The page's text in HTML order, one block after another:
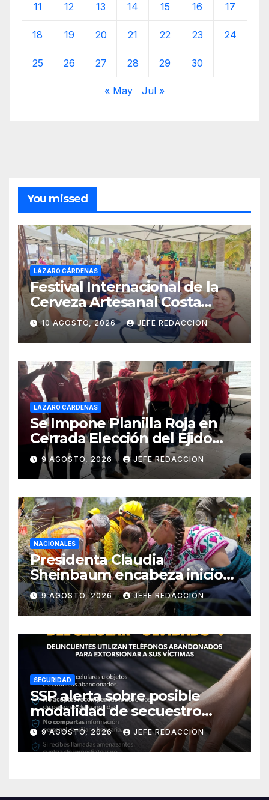
11 12 13 14 15 16 17
18 19 20 21 22 23 24
25 26 27 28 29 30
« May Jul »
You missed
LÁZARO CÁRDENAS
Festival Internacional de la
Cerveza Artesanal Costa
Michoacán 2026 Cerro su 19ª
Edición
10 AGOSTO, 2026 JEFE REDACCION
LÁZARO CÁRDENAS
Se Impone Planilla Roja en
Cerrada Elección del Ejido
Melchor Ocampo en Lázaro
Cárdenas
9 AGOSTO, 2026 JEFE REDACCION
NACIONALES
Presidenta Claudia
Sheinbaum encabeza inicio
de la Jornada Nacional de
Reforestación 2026
9 AGOSTO, 2026 JEFE REDACCION
SEGURIDAD
SSP alerta sobre posible
modalidad de secuestro
virtual
9 AGOSTO, 2026 JEFE REDACCION